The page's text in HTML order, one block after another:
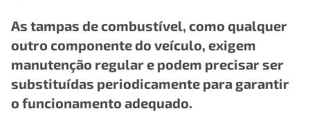
As tampas de combustível, como qualquer
outro componente do veículo, exigem
manutenção regular e podem precisar ser
substituídas periodicamente para garantir
o funcionamento adequado.